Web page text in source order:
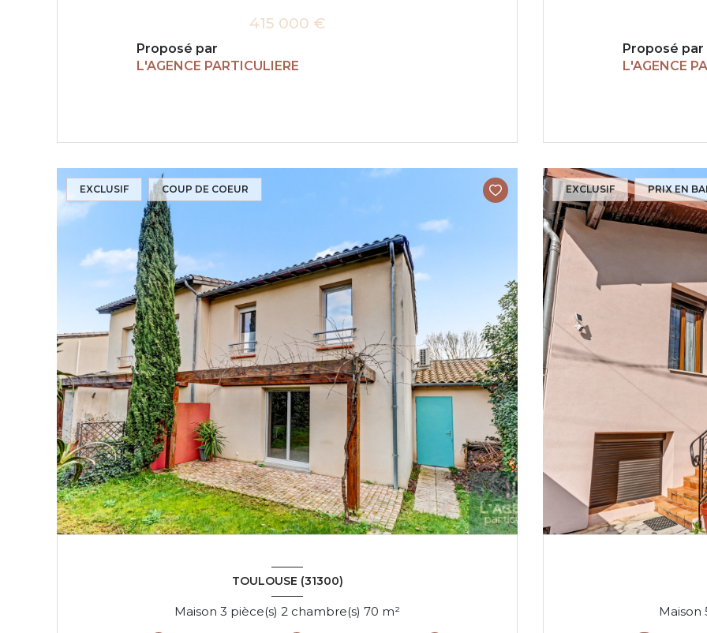
415 000 €
Proposé par
L'AGENCE PARTICULIERE
Proposé par
L'AGENCE
EXCLUSIF COUP DE COEUR
TOULOUSE (31300)
Maison 3 pièce(s) 2 chambre(s) 70 m²
EXCLUSIF PRIX EN